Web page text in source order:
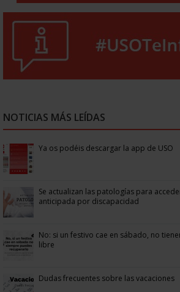
NOTICIAS MÁS LEÍDAS
Ya os podéis descargar la app de USO
Se actualizan las patologías para
anticipada por discapacidad
No: si un festivo cae en sábado, no
libre
Dudas frecuentes sobre las vacaciones